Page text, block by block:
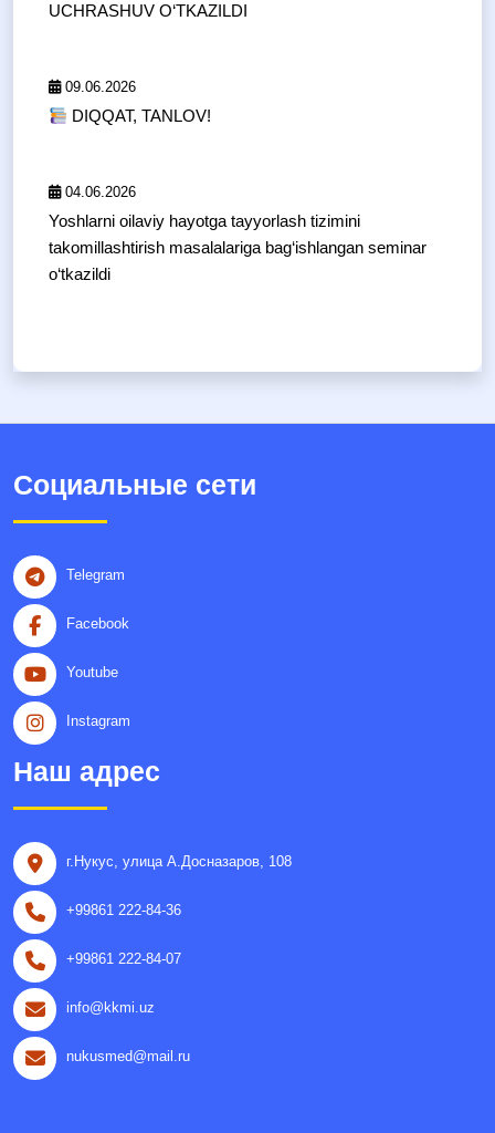
UCHRASHUV O‘TKAZILDI
09.06.2026
DIQQAT, TANLOV!
04.06.2026
Yoshlarni oilaviy hayotga tayyorlash tizimini
takomillashtirish masalalariga bag‘ishlangan seminar
o‘tkazildi
Социальные сети
Telegram
Facebook
Youtube
Instagram
Наш адрес
г.Нукус, улица A.Досназаров, 108
+99861 222-84-36
+99861 222-84-07
info@kkmi.uz
nukusmed@mail.ru